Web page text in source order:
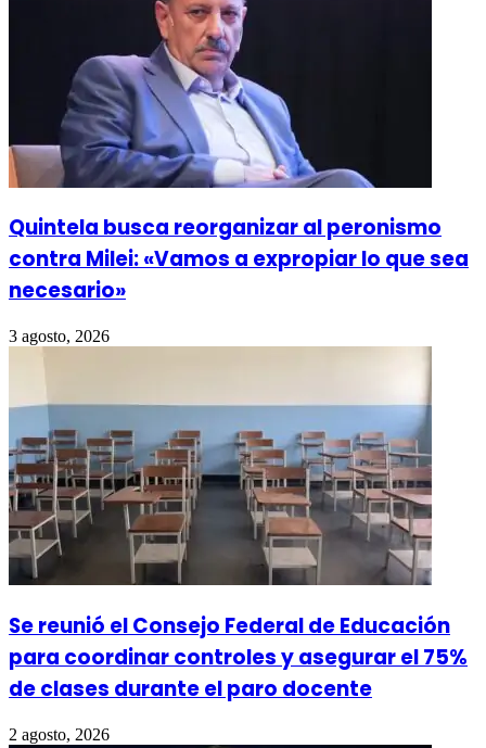
Quintela busca reorganizar al peronismo
contra Milei: «Vamos a expropiar lo que sea
necesario»
3 agosto, 2026
Se reunió el Consejo Federal de Educación
para coordinar controles y asegurar el 75%
de clases durante el paro docente
2 agosto, 2026